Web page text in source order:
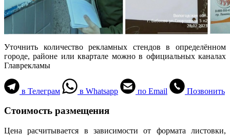
Уточнить количество рекламных стендов в определённом
городе, районе или квартале можно в официальных каналах
Главрекламы
в Телеграм в Whatsapp по Email Позвонить
Стоимость размещения
Цена расчитывается в зависимости от формата листовки,